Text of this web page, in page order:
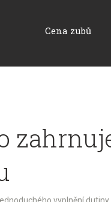
Cena zubů
vyplnění dutiny